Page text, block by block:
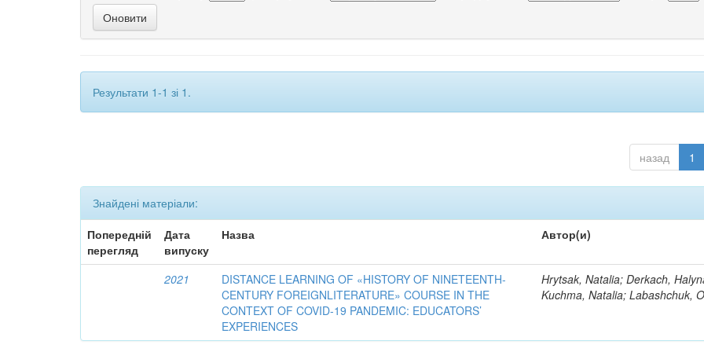
Результати 1-1 зі 1.
назад 1
Знайдені матеріали:
Попередній
перегляд
Дата
випуску
Назва Автор(и)
2021
DISTANCE LEARNING OF «HISTORY OF NINETEENTH-
CENTURY FOREIGNLITERATURE» COURSE IN THE
CONTEXT OF COVID-19 PANDEMIC: EDUCATORS’
EXPERIENCES
Hrytsak, Natalia; Derkach,
Kuchma, Natalia; Labashchuk,